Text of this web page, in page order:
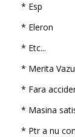
* Esp
* Eleron
* Etc...
* Merita
* Fara
* Masina
* Ptr a nu